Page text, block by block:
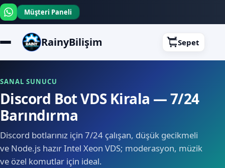
Müşteri Paneli
RainyBilişim Sepet
SANAL SUNUCU
Discord Bot VDS Kirala — 7/24
Barındırma
Discord botlarınız için 7/24 çalışan, düşük gecikmeli
ve Node.js hazır Intel Xeon VDS; moderasyon, müzik
ve özel komutlar için ideal.